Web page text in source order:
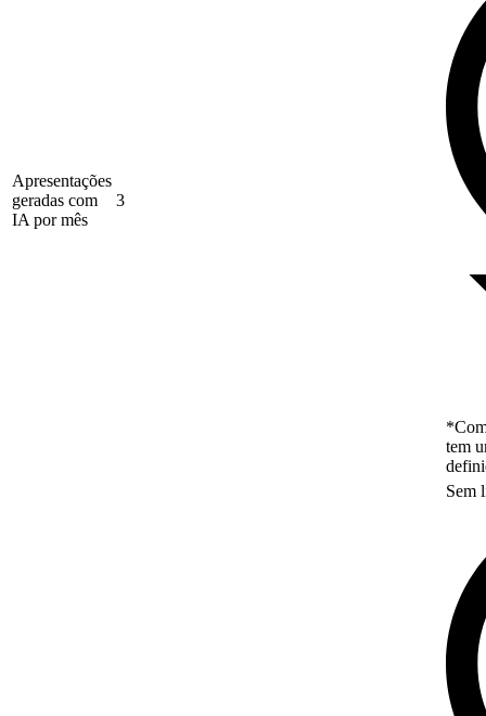
Apresentações
geradas com
IA por mês
3
tem
Sem